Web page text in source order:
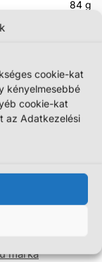
cookie-kat
kényelmesebbé
cookie-kat
az Adatkezelési
84 g
mennyiség
használt
márka